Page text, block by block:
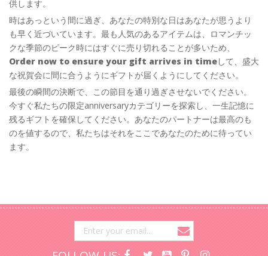
供します。
時はあっという間に過ぎ、あなたの特別な日はあなたが思うより
も早く近づいています。最も人気のあるアイテムは、ロマンチッ
クな季節のピーク時にはすぐに売り切れることが多いため、
Order now to ensure your gift arrives in timeして、盛大
な祝賀会に間に合うようにギフトが届くようにしてください。
最後の瞬間の決断で、この節目を通り過ぎさせないでください。
今すぐ私たちの限定anniversaryカテゴリーを探索し、一生記憶に
残るギフトを確保してください。あなたのパートナーは最高のも
のを値するので、私たちはそれをここであなたのために待ってい
ます。